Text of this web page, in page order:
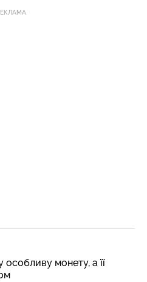
особливу монету, а її